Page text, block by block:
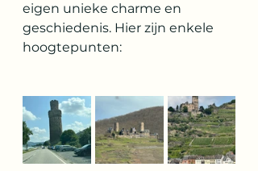
eigen unieke charme en
geschiedenis. Hier zijn enkele
hoogtepunten: